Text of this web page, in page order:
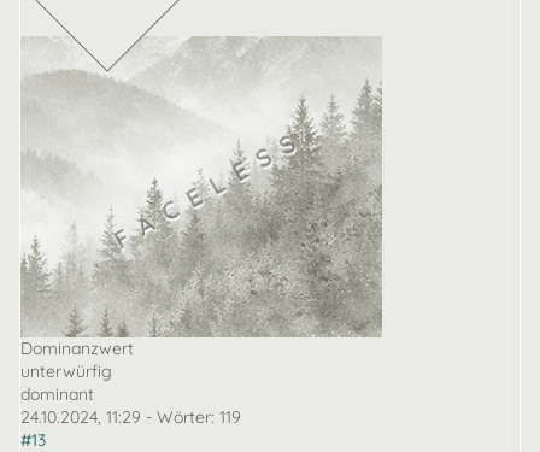
Dominanzwert
unterwürfig
dominant
24.10.2024, 11:29 - Wörter: 119
#13